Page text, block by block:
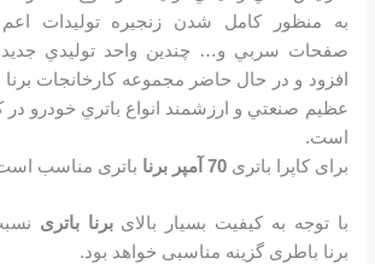
به منظور كامل شدن زنجيره توليدات اعم
صفحات سربي و… چندين واحد توليدي جديد
افزود و در حال حاضر مجموعه كارخانجات
عظيم صنعتي و ارزشمند انواع باتري خودرو در
است.
برای کاپرا باتری70 آمپر برنا باتری مناسب
با توجه به کیفیت بسیار بالایبرنا باتری
برنا باطری گزینه مناسبی خواهد بود.